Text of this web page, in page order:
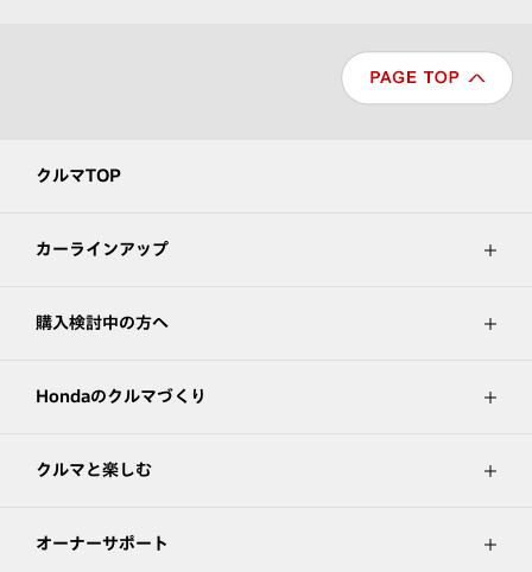
クルマTOP
カーラインアップ
購入検討中の方へ
Hondaのクルマづくり
クルマと楽しむ
オーナーサポート